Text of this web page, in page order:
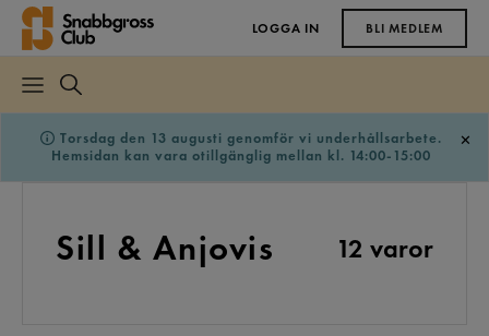
LOGGA IN BLI MEDLEM
Torsdag den 13 augusti genomför vi underhållsarbete.
Hemsidan kan vara otillgänglig mellan kl. 14:00-15:00
Sill & Anjovis 12 varor